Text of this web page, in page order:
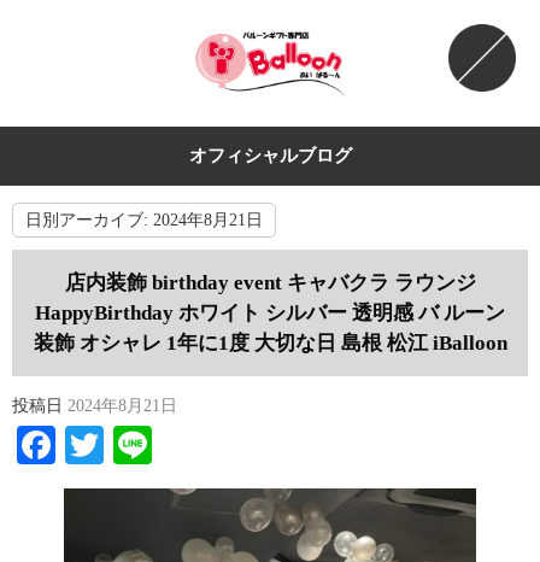
オフィシャルブログ
日別アーカイブ: 2024年8月21日
店内装飾 birthday event キャバクラ ラウンジ
HappyBirthday ホワイト シルバー 透明感 バ ルーン
装飾 オシャレ 1年に1度 大切な日 島根 松江 iBalloon
投稿日 2024年8月21日
Facebook
Twitter